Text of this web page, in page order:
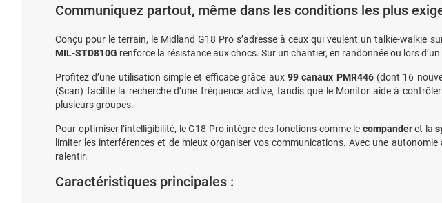
Communiquez partout, même dans les conditions les plus
Conçu pour le terrain, le Midland G18 Pro s’adresse à ceux qui veulent un talkie-walkie
MIL-STD810G renforce la résistance aux chocs. Sur un chantier, en randonnée ou lors
Profitez d’une utilisation simple et efficace grâce aux 99 canaux PMR446(dont 16
(Scan) facilite la recherche d’une fréquence active, tandis que le Monitor aide à
plusieurs groupes.
Pour optimiser l’intelligibilité, le G18 Pro intègre des fonctions comme le companderet la
limiter les interférences et de mieux organiser vos communications. Avec une autonomie
ralentir.
Caractéristiques principales :